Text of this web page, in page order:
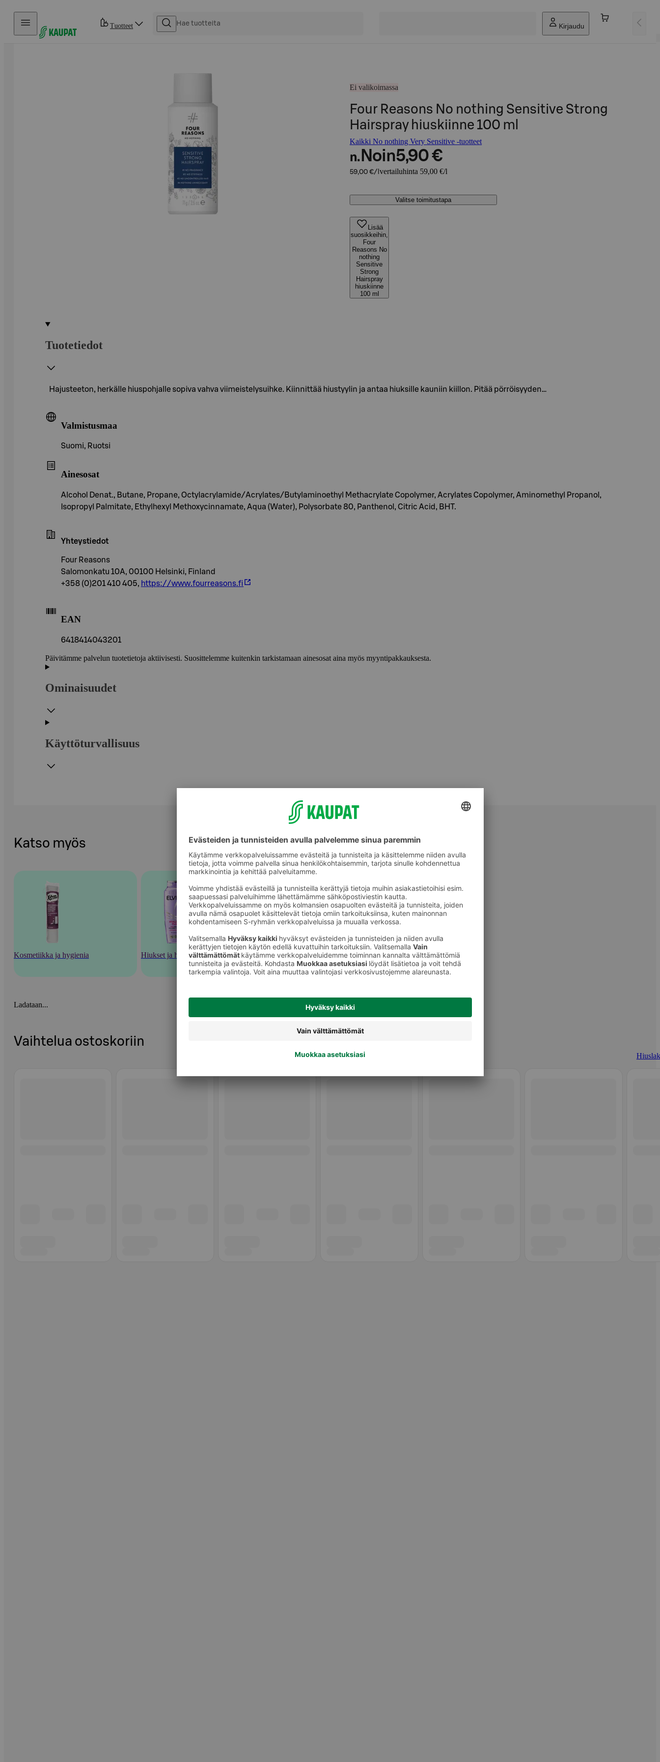
Hyppää sisältöön
Tuotteet Kirjaudu
Ei valikoimassa
Four Reasons No nothing Sensitive Strong
Hairspray hiuskiinne 100 ml
Kaikki No nothing Very Sensitive -tuotteet
n. Noin5,90 €
59,00 €/l vertailuhinta 59,00 €/l
Valitse toimitustapa
Lisää
suosikkeihin,
Four
Reasons No
nothing
Sensitive
Strong
Hairspray
hiuskiinne
100 ml
Tuotetiedot
Hajusteeton, herkälle hiuspohjalle sopiva vahva viimeistelysuihke. Kiinnittää hiustyylin ja antaa hiuksille kauniin kiillon. Pitää pörröisyyden…
Valmistusmaa
Suomi, Ruotsi
Ainesosat
Alcohol Denat., Butane, Propane, Octylacrylamide/Acrylates/Butylaminoethyl Methacrylate Copolymer, Acrylates Copolymer, Aminomethyl Propanol,
Isopropyl Palmitate, Ethylhexyl Methoxycinnamate, Aqua (Water), Polysorbate 80, Panthenol, Citric Acid, BHT.
Yhteystiedot
Four Reasons
Salomonkatu 10A, 00100 Helsinki, Finland
+358 (0)201 410 405, https://www.fourreasons.fi
EAN
6418414043201
Päivitämme palvelun tuotetietoja aktiivisesti. Suosittelemme kuitenkin tarkistamaan ainesosat aina myös myyntipakkauksesta.
Ominaisuudet
Käyttöturvallisuus
Katso myös
Kosmetiikka ja hygienia Hiukset ja hiustenhoito Hiuslakat
Ladataan...
Vaihtelua ostoskoriin